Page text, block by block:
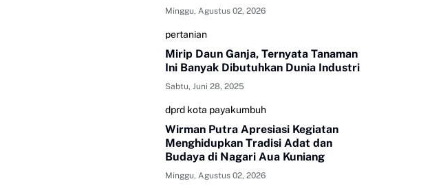
Minggu, Agustus 02, 2026
pertanian
Mirip Daun Ganja, Ternyata Tanaman
Ini Banyak Dibutuhkan Dunia Industri
Sabtu, Juni 28, 2025
dprd kota payakumbuh
Wirman Putra Apresiasi Kegiatan
Menghidupkan Tradisi Adat dan
Budaya di Nagari Aua Kuniang
Minggu, Agustus 02, 2026